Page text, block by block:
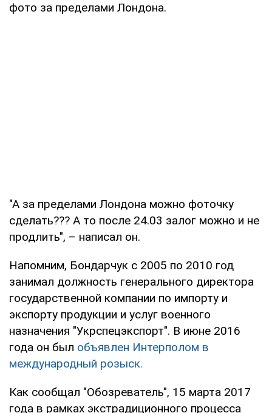
фото за пределами Лондона.
"А за пределами Лондона можно фоточку
сделать??? А то после 24.03 залог можно и не
продлить", – написал он.
Напомним, Бондарчук с 2005 по 2010 год
занимал должность генерального директора
государственной компании по импорту и
экспорту продукции и услуг военного
назначения "Укрспецэкспорт". В июне 2016
года он был объявлен Интерполом в
международный розыск.
Как сообщал "Обозреватель", 15 марта 2017
года в рамках экстрадиционного процесса